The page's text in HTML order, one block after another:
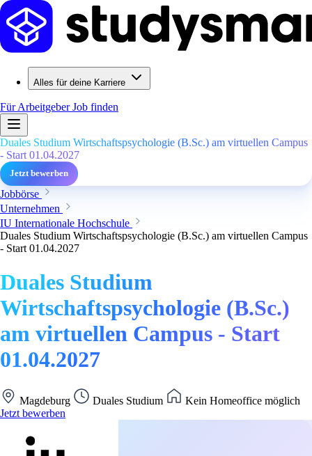
Alles für deine Karriere
Für ArbeitgeberJob finden
Duales Studium Wirtschaftspsychologie (B.Sc.) am virtuellen Campus
- Start 01.04.2027
Jetzt bewerben
Jobbörse
Unternehmen
IU Internationale Hochschule
Duales Studium Wirtschaftspsychologie (B.Sc.) am virtuellen Campus
- Start 01.04.2027
Duales Studium
Wirtschaftspsychologie (B.Sc.)
am virtuellen Campus - Start
01.04.2027
Magdeburg Duales Studium
Kein Homeoffice möglich
Jetzt bewerben